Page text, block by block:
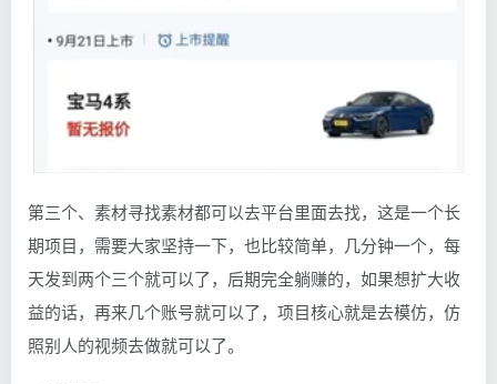
第三个、素材寻找素材都可以去平台里面去找，这是一个长
期项目，需要大家坚持一下，也比较简单，几分钟一个，每
天发到两个三个就可以了，后期完全躺赚的，如果想扩大收
益的话，再来几个账号就可以了，项目核心就是去模仿，仿
照别人的视频去做就可以了。